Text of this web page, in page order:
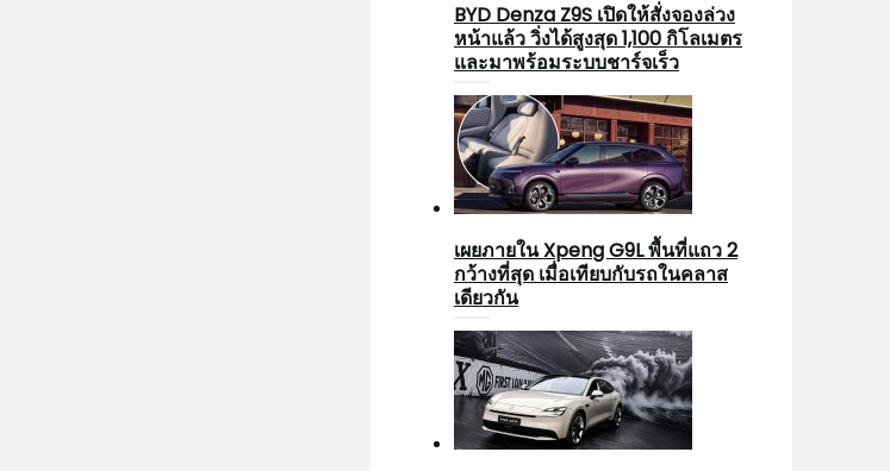
BYD Denza Z9S เปิดให้สั่งจองล่วง
หน้าแล้ว วิ่งได้สูงสุด 1,100 กิโลเมตร
และมาพร้อมระบบชาร์จเร็ว
เผยภายใน Xpeng G9L พื้นที่แถว 2
กว้างที่สุด เมื่อเทียบกับรถในคลาส
เดียวกัน